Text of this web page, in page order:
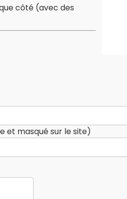
côté (avec des
et masqué sur le site)